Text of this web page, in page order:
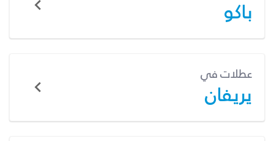
باكو
عطلات في
يريفان